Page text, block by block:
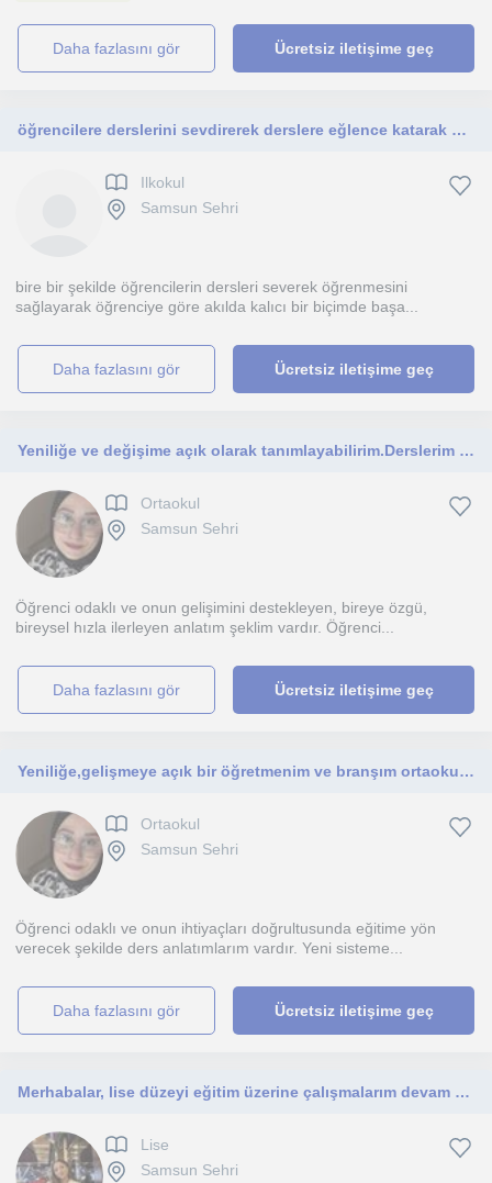
daha fazlasını gör Ücretsiz iletişime geç
öğrencilere derslerini sevdirerek derslere eğlence katarak bir heves oluşturarak öğretmek,lise,ortaokul ve ilkokul düzeyine yardım
Ilkokul
Samsun Sehri
bire bir şekilde öğrencilerin dersleri severek öğrenmesini
sağlayarak öğrenciye göre akılda kalıcı bir biçimde başa...
daha fazlasını gör Ücretsiz iletişime geç
Yeniliğe ve değişime açık olarak tanımlayabilirim.Derslerim ortaokul öğrençilerine yöneliktir.
Ortaokul
Samsun Sehri
Öğrenci odaklı ve onun gelişimini destekleyen, bireye özgü,
bireysel hızla ilerleyen anlatım şeklim vardır. Öğrenci...
daha fazlasını gör Ücretsiz iletişime geç
Yeniliğe,gelişmeye açık bir öğretmenim ve branşım ortaokul grubundaki öğrencilere yöneliktir.
Ortaokul
Samsun Sehri
Öğrenci odaklı ve onun ihtiyaçları doğrultusunda eğitime yön
verecek şekilde ders anlatımlarım vardır. Yeni sisteme...
daha fazlasını gör Ücretsiz iletişime geç
Merhabalar, lise düzeyi eğitim üzerine çalışmalarım devam ediyor. Deneyimimi farklı platformlarda geliştirmek istiyorum.
Lise
Samsun Sehri